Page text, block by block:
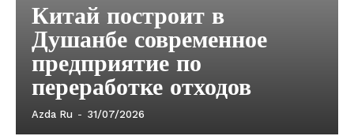
Китай построит в
Душанбе современное
предприятие по
переработке отходов
Azda Ru - 31/07/2026